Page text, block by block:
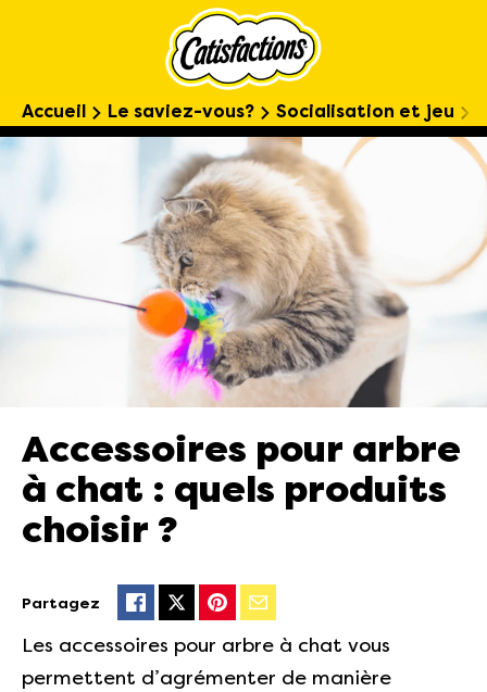
Accueil Le saviez-vous? Socialisation et jeu
Accessoires pour arbre
à chat : quels produits
choisir ?
Partagez
Les accessoires pour arbre à chat vous
permettent d’agrémenter de manière